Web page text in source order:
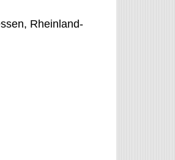
Rheinland-